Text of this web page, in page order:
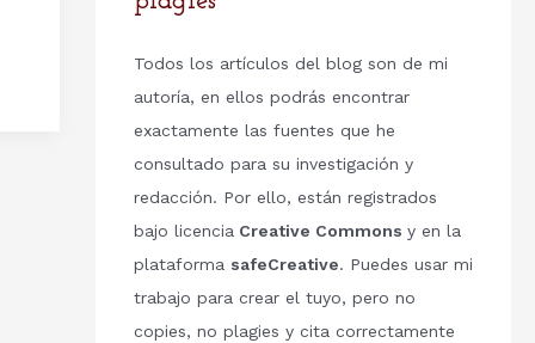
Todos los artículos del blog son de mi
autoría, en ellos podrás encontrar
exactamente las fuentes que he
consultado para su investigación y
redacción. Por ello, están registrados
bajo licencia Creative Commons y en la
plataforma safeCreative. Puedes usar mi
trabajo para crear el tuyo, pero no
copies, no plagies y cita correctamente